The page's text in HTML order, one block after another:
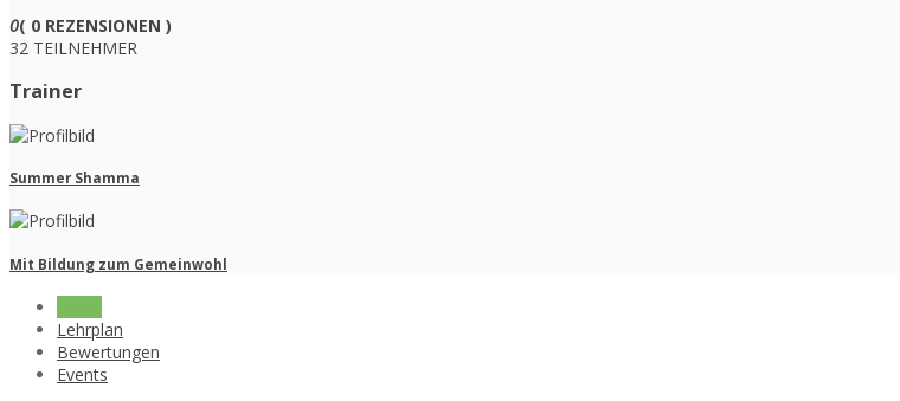
0( 0 REZENSIONEN )
32 TEILNEHMER
Trainer
Summer Shamma
Mit Bildung zum Gemeinwohl
Lehrplan
Bewertungen
Events